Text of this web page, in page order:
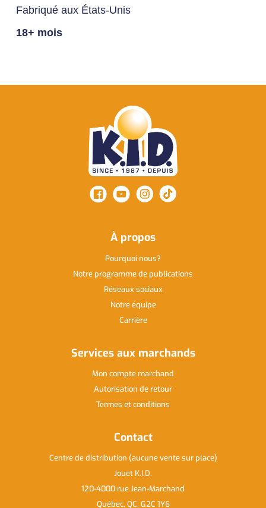
Fabriqué aux États-Unis
18+ mois
À propos
Pourquoi nous
Notre programme de publications
Réseaux sociaux
Notre équipe
Carrière
Services aux marchands
Mon compte marchand
Autorisation de retour
Termes et conditions
Contact
Centre de distribution (aucune vente sur place)
Jouet K.I.D.
120-4000 rue Jean-Marchand
Québec, QC, G2C 1Y6